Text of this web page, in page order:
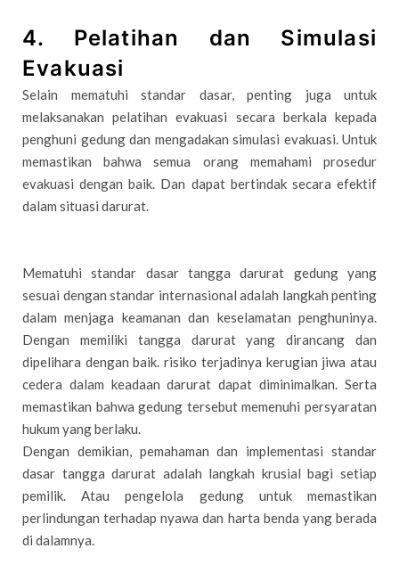
4. Pelatihan dan Simulasi
Evakuasi
Selain mematuhi standar dasar, penting juga untuk
melaksanakan pelatihan evakuasi secara berkala kepada
penghuni gedung dan mengadakan simulasi evakuasi. Untuk
memastikan bahwa semua orang memahami prosedur
evakuasi dengan baik. Dan dapat bertindak secara efektif
dalam situasi darurat.
Mematuhi standar dasar tangga darurat gedung yang
sesuai dengan standar internasional adalah langkah penting
dalam menjaga keamanan dan keselamatan penghuninya.
Dengan memiliki tangga darurat yang dirancang dan
dipelihara dengan baik. risiko terjadinya kerugian jiwa atau
cedera dalam keadaan darurat dapat diminimalkan. Serta
memastikan bahwa gedung tersebut memenuhi persyaratan
hukum yang berlaku.
Dengan demikian, pemahaman dan implementasi standar
dasar tangga darurat adalah langkah krusial bagi setiap
pemilik. Atau pengelola gedung untuk memastikan
perlindungan terhadap nyawa dan harta benda yang berada
di dalamnya.